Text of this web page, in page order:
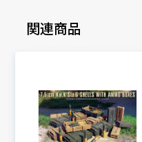
関連商品